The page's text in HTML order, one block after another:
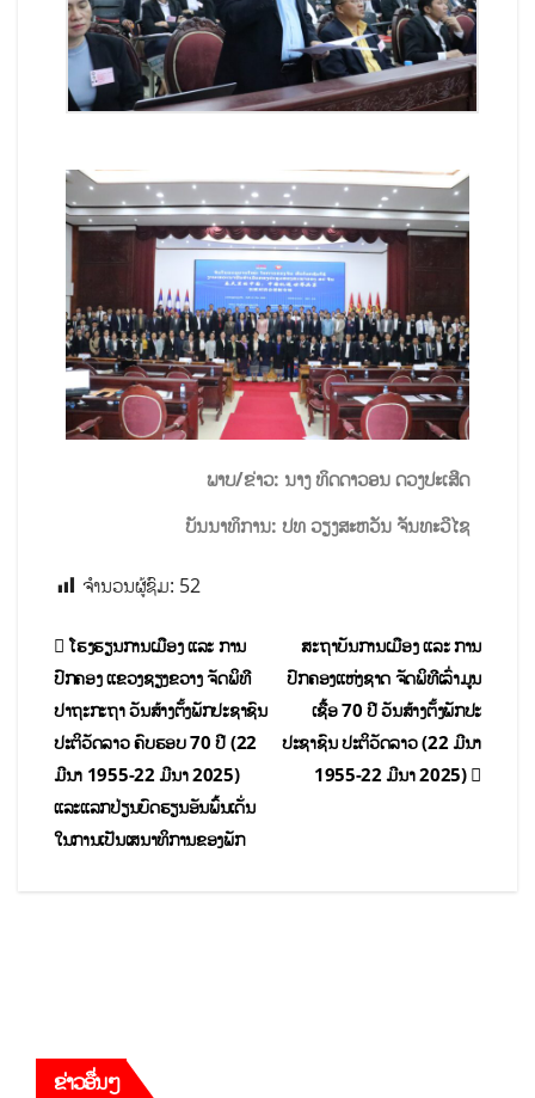
ພາບ/ຂ່າວ: ນາງ ທິດດາວອນ ດວງປະເສີດ
ບັນນາທິການ: ປທ ວຽງສະຫວັນ ຈັນທະວີໄຊ
ຈຳນວນຜູ້ຊົມ: 52
ສະຖາບັນການເມືອງ ແລະ ການ
ປົກຄອງແຫ່ງຊາດ ຈັດພິທີເລົ່າມູນ
ເຊື້ອ 70 ປີ ວັນສ້າງຕັ້ງພັກປະ
ປະຊາຊົນ ປະຕິວັດລາວ (22 ມີນາ
1955-22 ມີນາ 2025)
ໂຮງຮຽນການເມືອງ ແລະ ການ
ປົກຄອງ ແຂວງຊຽງຂວາງ ຈັດພິທີ
ປາຖະກະຖາ ວັນສ້າງຕັ້ງພັກປະຊາຊົນ
ປະຕິວັດລາວ ຄົບຮອບ 70 ປີ (22
ມີນາ 1955-22 ມີນາ 2025)
ແລະແລກປ່ຽນບົດຮຽນອັນພົ້ນເດັ່ນ
ໃນການເປັນເສນາທິການຂອງພັກ
ຂ່າວອື່ນໆ